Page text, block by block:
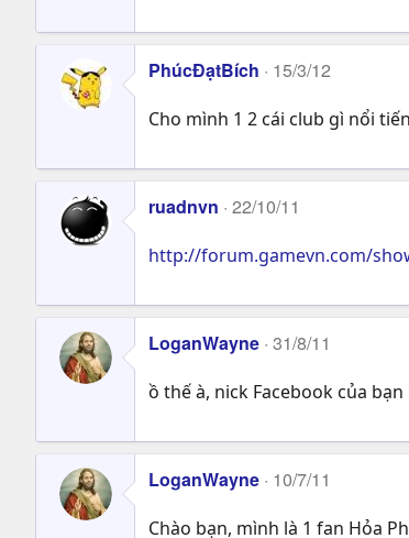
PhúcĐạtBích 15/3/12
Cho mình 1 2 cái club gì nổi
ruadnvn 22/10/11
http://forum.gamevn.com/
LoganWayne 31/8/11
ồ thế à, nick Facebook của bạn
LoganWayne 10/7/11
Chào bạn, mình là 1 fan Hỏa